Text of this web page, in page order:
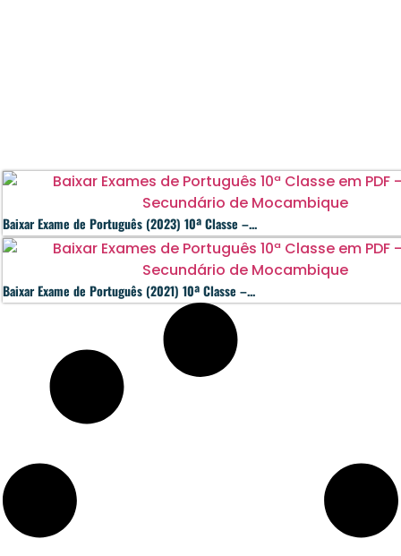
Baixar Exame de Português (2023) 10ª Classe –...
Baixar Exame de Português (2021) 10ª Classe –...